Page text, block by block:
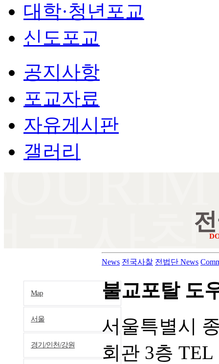
대학·청년포교
신도포교
공지사항
포교자료
자유게시판
갤러리
국사찰
Map
서울
경기/인천/강원
News 전국사찰 전법단 News
불교포탈 도
서울특별시
회관 3층